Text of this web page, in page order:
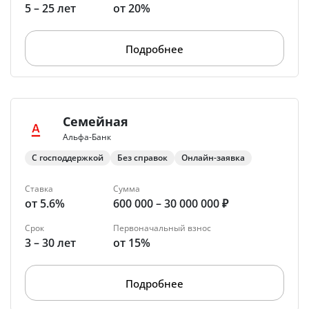
5 – 25 лет от 20%
Подробнее
Семейная
Альфа-Банк
С господдержкой
Без справок Онлайн-заявка
Ставка
от 5.6%
Сумма
600 000 – 30 000 000 ₽
Срок
3 – 30 лет
Первоначальный взнос
от 15%
Подробнее